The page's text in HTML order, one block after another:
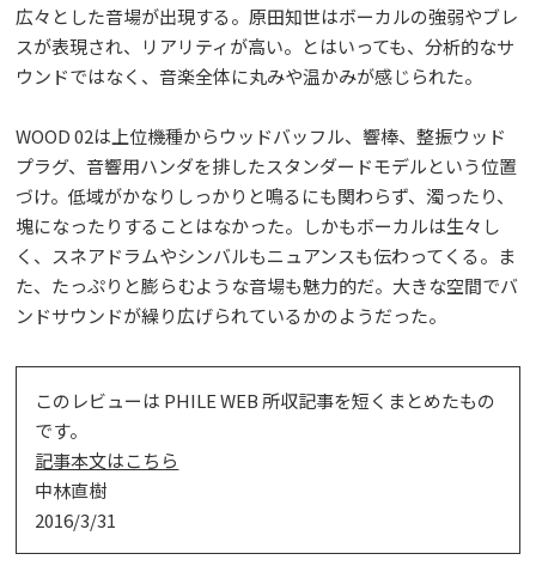
広々とした音場が出現する。原田知世はボーカルの強弱やブレ
スが表現され、リアリティが高い。とはいっても、分析的なサ
ウンドではなく、音楽全体に丸みや温かみが感じられた。
WOOD 02は上位機種からウッドバッフル、響棒、整振ウッド
プラグ、音響用ハンダを排したスタンダードモデルという位置
づけ。低域がかなりしっかりと鳴るにも関わらず、濁ったり、
塊になったりすることはなかった。しかもボーカルは生々し
く、スネアドラムやシンバルもニュアンスも伝わってくる。ま
た、たっぷりと膨らむような音場も魅力的だ。大きな空間でバ
ンドサウンドが繰り広げられているかのようだった。
このレビューは PHILE WEB 所収記事を短くまとめたもの
です。
記事本文はこちら
中林直樹
2016/3/31